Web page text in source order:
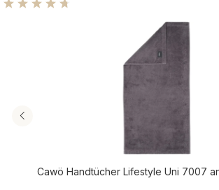
Durchschnittliche Bewertung von 4.76
Cawö Handtücher Lifestyle Uni 7007